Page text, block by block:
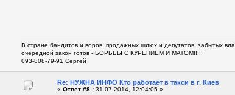
В стране бандитов и воров, продажных шлюх и депутатов, забытых
очередной закон готов - БОРЬБЫ С КУРЕНИЕМ И МАТОМ!!!!!
093-808-79-91 Сергей
Re: НУЖНА ИНФО Кто работает в такси в г. Киев
« Ответ #8 :31-07-2014, 12:04:05 »